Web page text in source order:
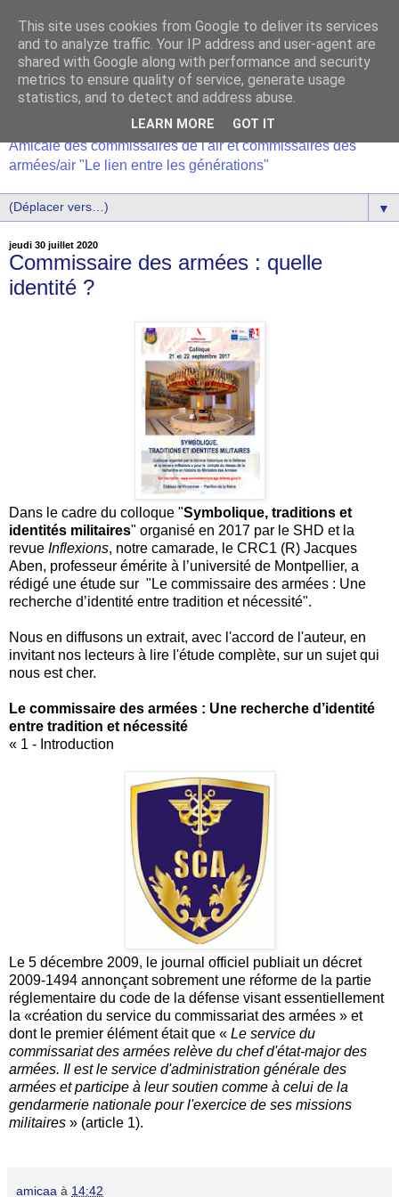
Amicale des commissaires de l'air et commissaires des
armées/air "Le lien entre les générations"
▼
jeudi 30 juillet 2020
Commissaire des armées : quelle
identité ?
Dans le cadre du colloque "Symbolique, traditions et
identités militaires" organisé en 2017 par le SHD et la
revue Inflexions, notre camarade, le CRC1 (R) Jacques
Aben, professeur émérite à l’université de Montpellier, a
rédigé une étude sur "Le commissaire des armées : Une
recherche d’identité entre tradition et nécessité".
Nous en diffusons un extrait, avec l'accord de l'auteur, en
invitant nos lecteurs à lire l'étude complète, sur un sujet qui
nous est cher.
Le commissaire des armées : Une recherche d’identité
entre tradition et nécessité
« 1 - Introduction
Le 5 décembre 2009, le journal officiel publiait un décret
2009-1494 annonçant sobrement une réforme de la partie
réglementaire du code de la défense visant essentiellement
la «création du service du commissariat des armées » et
dont le premier élément était que « Le service du
commissariat des armées relève du chef d'état-major des
armées. Il est le service d'administration générale des
armées et participe à leur soutien comme à celui de la
gendarmerie nationale pour l'exercice de ses missions
militaires » (article 1).
amicaa à 14:42
This site uses cookies from Google to deliver its services
and to analyze traffic. Your IP address and user-agent are
shared with Google along with performance and security
metrics to ensure quality of service, generate usage
statistics, and to detect and address abuse.
LEARN MORE GOT IT